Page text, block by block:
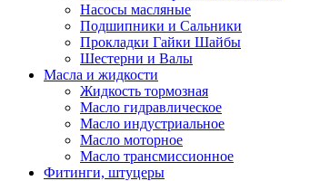
Насосы масляные
Подшипники и Сальники
Прокладки Гайки Шайбы
Шестерни и Валы
Масла и жидкости
Жидкость тормозная
Масло гидравлическое
Масло индустриальное
Масло моторное
Масло трансмиссионное
Фитинги, штуцеры